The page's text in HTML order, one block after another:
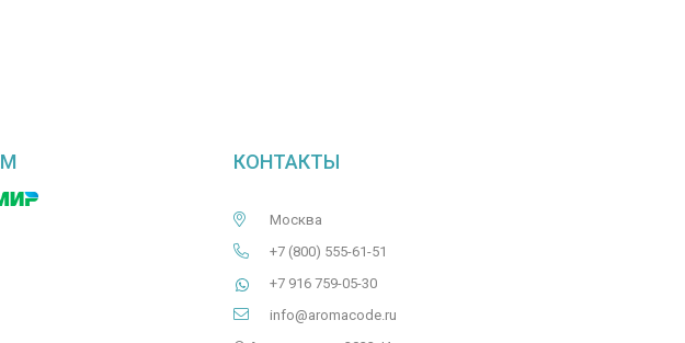
КОНТАКТЫ
Москва
+7 (800) 555-61-51
+7 916 759-05-30
info@aromacode.ru